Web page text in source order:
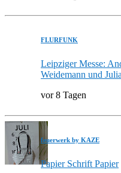
FLURFUNK
Leipziger Messe:
Weidemann und
vor 8 Tagen
feuerwerk by KAZE
Papier Schrift Papier